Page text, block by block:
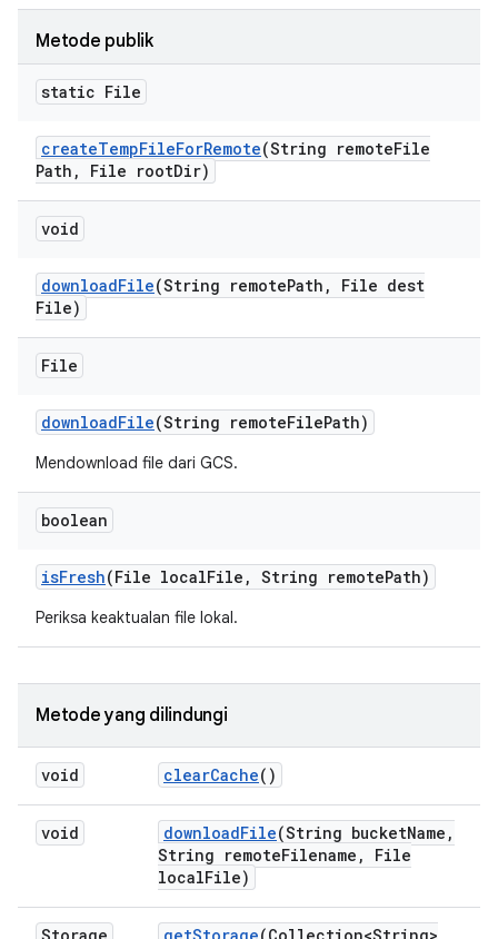
Metode publik
static File
createTempFileForRemote(String remoteFile
Path , File rootDir)
void
downloadFile(String remotePath ,
File dest
File)
File
downloadFile(String remoteFilePath)
Mendownload file dari GCS.
boolean
isFresh(File localFile , String remotePath)
Periksa keaktualan file lokal.
Metode yang dilindungi
void clearCache()
void downloadFile(String bucketName ,
String remoteFilename ,
File
localFile)